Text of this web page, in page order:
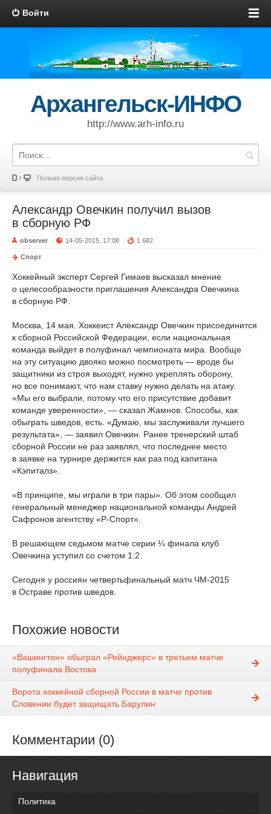
Войти
Архангельск-ИНФО
http://www.arh-info.ru
Полная версия сайта
Александр Овечкин получил вызов
в сборную РФ
observer 14-05-2015, 17:08 1 682
Спорт
Хоккейный эксперт Сергей Гимаев высказал мнение
о целесообразности приглашения Александра Овечкина
в сборную РФ.
Москва, 14 мая. Хоккеист Александр Овечкин присоединится
к сборной Российской Федерации, если национальная
команда выйдет в полуфинал чемпионата мира. Вообще
на эту ситуацию двояко можно посмотреть — вроде бы
защитники из строя выходят, нужно укреплять оборону,
но все понимают, что нам ставку нужно делать на атаку.
«Мы его выбрали, потому что его присутствие добавит
команде уверенности», — сказал Жамнов. Способы, как
обыграть шведов, есть. «Думаю, мы заслуживали лучшего
результата», — заявил Овечкин. Ранее тренерский штаб
сборной России не раз заявлял, что последнее место
в заявке на турнире держится как раз под капитана
«Кэпиталз».
«В принципе, мы играли в три пары». Об этом сообщил
генеральный менеджер национальной команды Андрей
Сафронов агентству «Р-Спорт».
В решающем седьмом матче серии ¼ финала клуб
Овечкина уступил со счетом 1:2.
Сегодня у россиян четвертьфинальный матч ЧМ-2015
в Остраве против шведов.
Похожие новости
«Вашингтон» обыграл «Рейнджерс» в третьем матче
полуфинала Востока
Ворота хоккейной сборной России в матче против
Словении будет защищать Барулин
Комментарии (0)
Навигация
Политика